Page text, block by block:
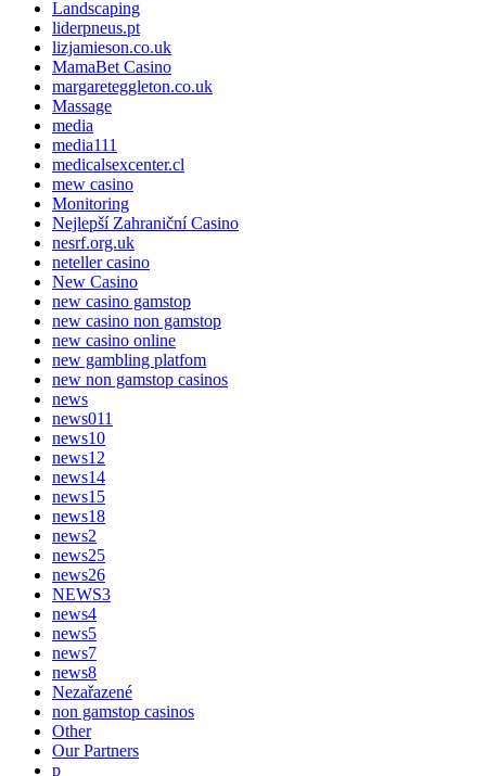
Landscaping
liderpneus.pt
lizjamieson.co.uk
MamaBet Casino
margareteggleton.co.uk
Massage
media
media111
medicalsexcenter.cl
mew casino
Monitoring
Nejlepší Zahraniční Casino
nesrf.org.uk
neteller casino
New Casino
new casino gamstop
new casino non gamstop
new casino online
new gambling platfom
new non gamstop casinos
news
news011
news10
news12
news14
news15
news18
news2
news25
news26
NEWS3
news4
news5
news7
news8
Nezařazené
non gamstop casinos
Other
Our Partners
p